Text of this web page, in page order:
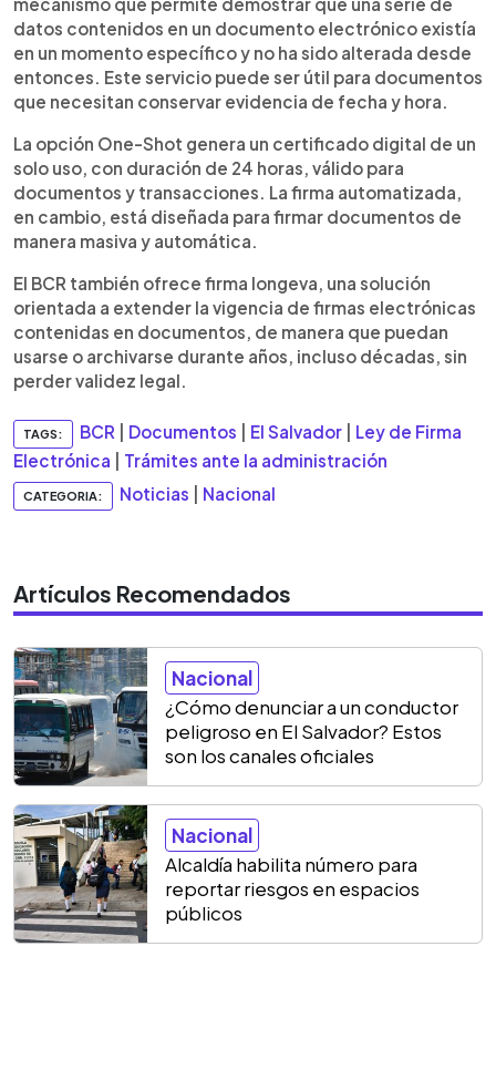
mecanismo que permite demostrar que una serie de
datos contenidos en un documento electrónico existía
en un momento específico y no ha sido alterada desde
entonces. Este servicio puede ser útil para documentos
que necesitan conservar evidencia de fecha y hora.
La opción One-Shot genera un certificado digital de un
solo uso, con duración de 24 horas, válido para
documentos y transacciones. La firma automatizada,
en cambio, está diseñada para firmar documentos de
manera masiva y automática.
El BCR también ofrece firma longeva, una solución
orientada a extender la vigencia de firmas electrónicas
contenidas en documentos, de manera que puedan
usarse o archivarse durante años, incluso décadas, sin
perder validez legal.
TAGS: BCR Documentos El Salvador
Ley de Firma
Electrónica
Trámites ante la administración
CATEGORIA: Noticias Nacional
Artículos Recomendados
Nacional
¿Cómo denunciar a un conductor
peligroso en El Salvador? Estos
son los canales oficiales
Nacional
Alcaldía habilita número para
reportar riesgos en espacios
públicos